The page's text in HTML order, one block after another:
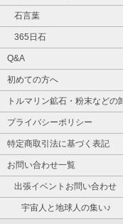
石言葉
365日石
Q&A
初めての方へ
トルマリン鉱石・粉末などの
プライバシーポリシー
特定商取引法に基づく表記
お問い合わせ一覧
出張イベントお問い合わせ
宇宙人と地球人の集い♪